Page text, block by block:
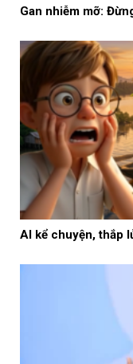
Gan nhiễm mỡ:
AI kể chuyện, thắp